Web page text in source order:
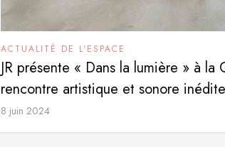
ACTUALITÉ DE L'ESPACE
JR présente « Dans la lumière » à la
rencontre artistique et sonore inédite
8 juin 2024